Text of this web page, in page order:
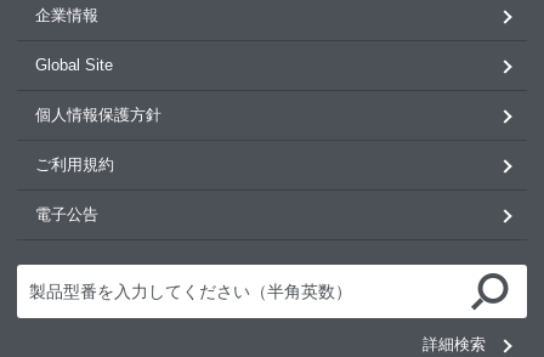
企業情報
Global Site
個人情報保護方針
ご利用規約
電子公告
詳細検索